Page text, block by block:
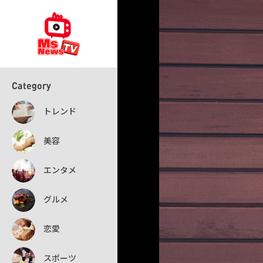
Category
トレンド
美容
エンタメ
グルメ
恋愛
スポーツ